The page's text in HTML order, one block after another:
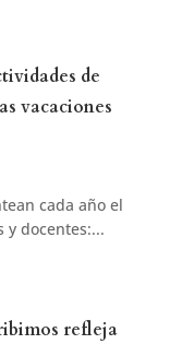
de
vacaciones
cada año el
docentes:...
refleja